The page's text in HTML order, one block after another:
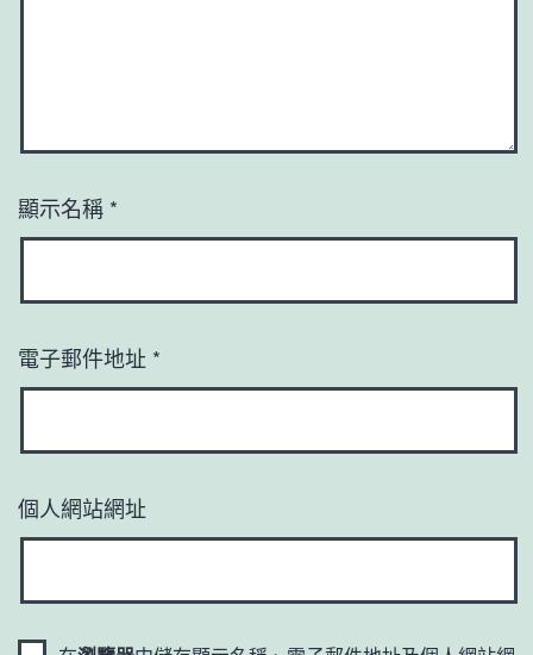
顯示名稱 *
電子郵件地址 *
個人網站網址